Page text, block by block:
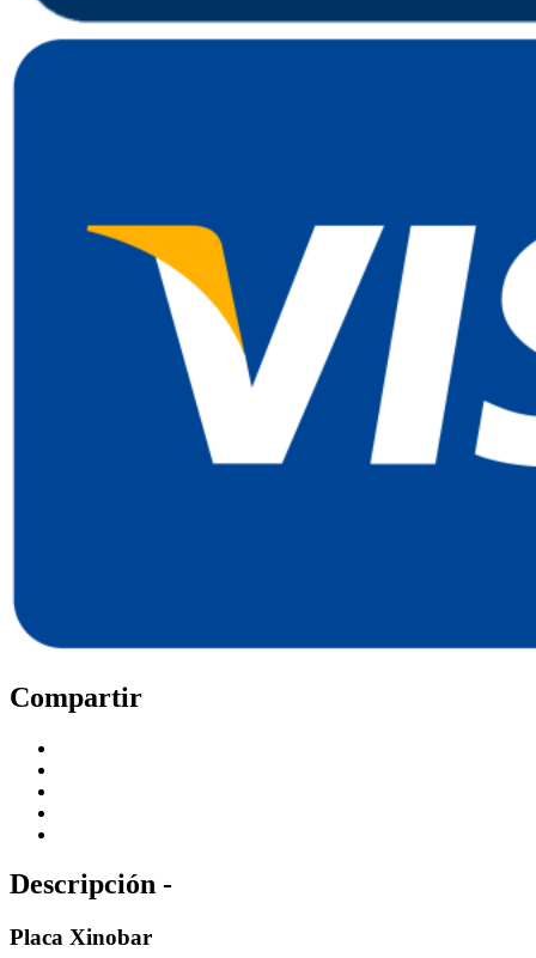
Compartir
Descripción -
Placa Xinobar